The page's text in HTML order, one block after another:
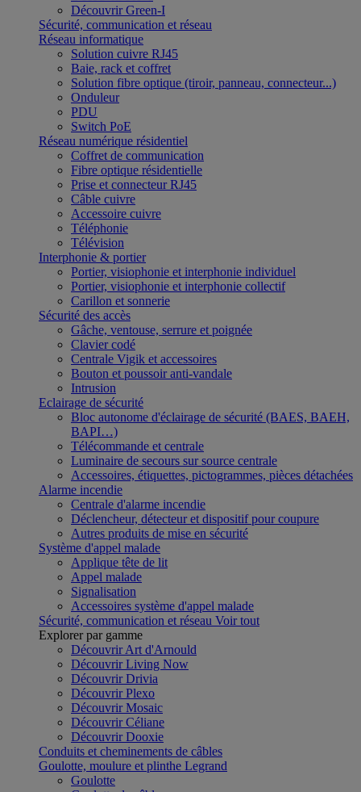
Découvrir Green-I
Sécurité, communication et réseau
Réseau informatique
Solution cuivre RJ45
Baie, rack et coffret
Solution fibre optique (tiroir, panneau, connecteur...)
Onduleur
PDU
Switch PoE
Réseau numérique résidentiel
Coffret de communication
Fibre optique résidentielle
Prise et connecteur RJ45
Câble cuivre
Accessoire cuivre
Téléphonie
Télévision
Interphonie & portier
Portier, visiophonie et interphonie individuel
Portier, visiophonie et interphonie collectif
Carillon et sonnerie
Sécurité des accès
Gâche, ventouse, serrure et poignée
Clavier codé
Centrale Vigik et accessoires
Bouton et poussoir anti-vandale
Intrusion
Eclairage de sécurité
Bloc autonome d'éclairage de sécurité (BAES, BAEH,
BAPI…)
Télécommande et centrale
Luminaire de secours sur source centrale
Accessoires, étiquettes, pictogrammes, pièces détachées
Alarme incendie
Centrale d'alarme incendie
Déclencheur, détecteur et dispositif pour coupure
Autres produits de mise en sécurité
Système d'appel malade
Applique tête de lit
Appel malade
Signalisation
Accessoires système d'appel malade
Sécurité, communication et réseau Voir tout
Explorer par gamme
Découvrir Art d'Arnould
Découvrir Living Now
Découvrir Drivia
Découvrir Plexo
Découvrir Mosaic
Découvrir Céliane
Découvrir Dooxie
Conduits et cheminements de câbles
Goulotte, moulure et plinthe Legrand
Goulotte